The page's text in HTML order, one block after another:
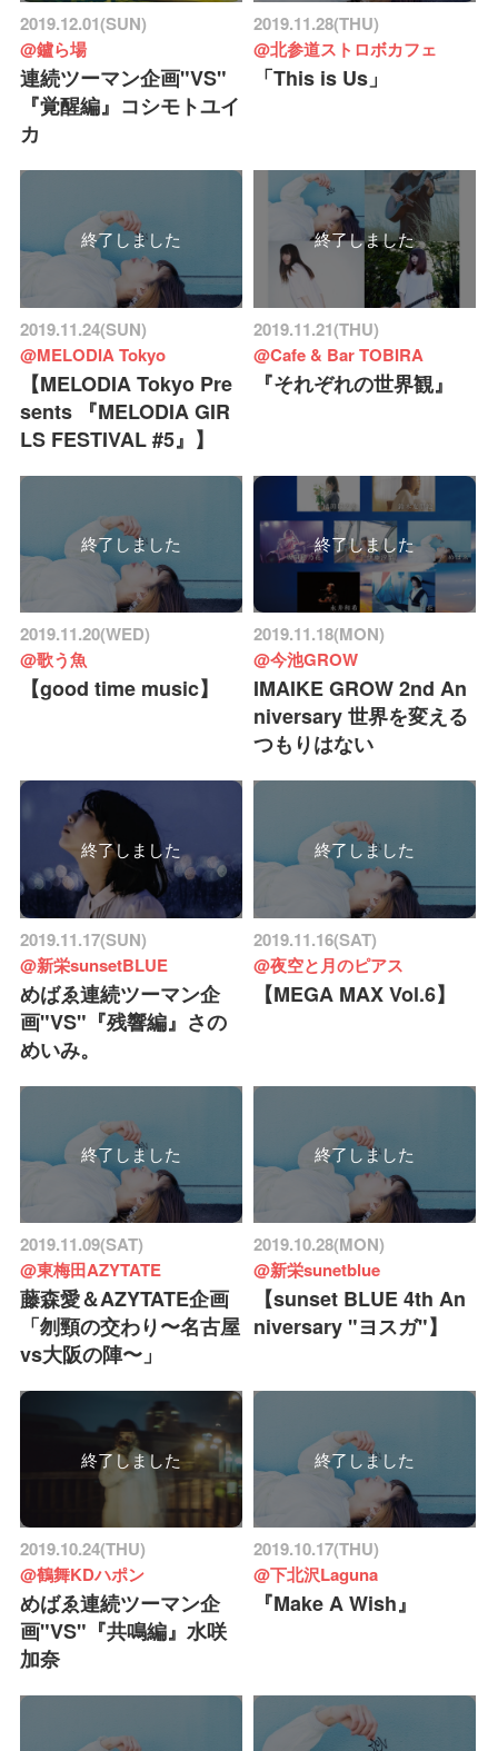
2019.12.01(SUN)
@鑪ら場
連続ツーマン企画"VS"
『覚醒編』コシモトユイ
カ
2019.11.28(THU)
@北参道ストロボカフェ
「This is Us」
終了しました
2019.11.24(SUN)
@MELODIA Tokyo
【MELODIA Tokyo Pre
sents 『MELODIA GIR
LS FESTIVAL #5』】
終了しました
2019.11.21(THU)
@Cafe & Bar TOBIRA
『それぞれの世界観』
終了しました
2019.11.20(WED)
@歌う魚
【good time music】
終了しました
2019.11.18(MON)
@今池GROW
IMAIKE GROW 2nd An
niversary 世界を変える
つもりはない
終了しました
2019.11.17(SUN)
@新栄sunsetBLUE
めばゑ連続ツーマン企
画"VS"『残響編』さの
めいみ。
終了しました
2019.11.16(SAT)
@夜空と月のピアス
【MEGA MAX Vol.6】
終了しました
2019.11.09(SAT)
@東梅田AZYTATE
藤森愛＆AZYTATE企画
「刎頸の交わり〜名古屋
vs大阪の陣〜」
終了しました
2019.10.28(MON)
@新栄sunetblue
【sunset BLUE 4th An
niversary "ヨスガ"】
終了しました
2019.10.24(THU)
@鶴舞KDハポン
めばゑ連続ツーマン企
画"VS"『共鳴編』水咲
加奈
終了しました
2019.10.17(THU)
@下北沢Laguna
『Make A Wish』